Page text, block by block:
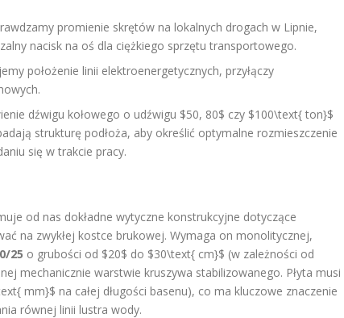
promienie skrętów na lokalnych drogach w Lipnie,
nacisk na oś dla ciężkiego sprzętu transportowego.
położenie linii elektroenergetycznych, przyłączy
dźwigu kołowego o udźwigu $50, 80$ czy $100\text{ ton}$
strukturę podłoża, aby określić optymalne rozmieszczenie
się w trakcie pracy.
od nas dokładne wytyczne konstrukcyjne dotyczące
na zwykłej kostce brukowej. Wymaga on monolitycznej,
25 o grubości od $20$ do $30\text{ cm}$ (w zależności od
mechanicznie warstwie kruszywa stabilizowanego. Płyta musi
mm}$ na całej długości basenu), co ma kluczowe znaczenie
równej linii lustra wody.